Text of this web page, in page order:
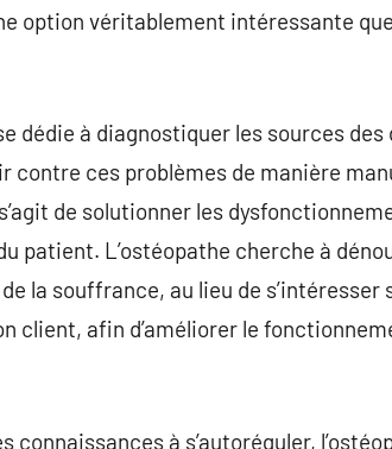
option véritablement intéressante
dédie à diagnostiquer les sources des
ces problèmes de manière
de solutionner les
patient. L’ostéopathe cherche à
la souffrance, au lieu de
client, afin d’améliorer le
à s’autoréguler,